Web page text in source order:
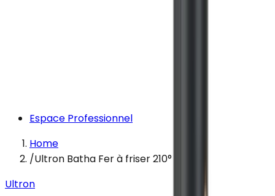
Espace Professionnel
Home
/Ultron Batha Fer à friser 210°
Ultron